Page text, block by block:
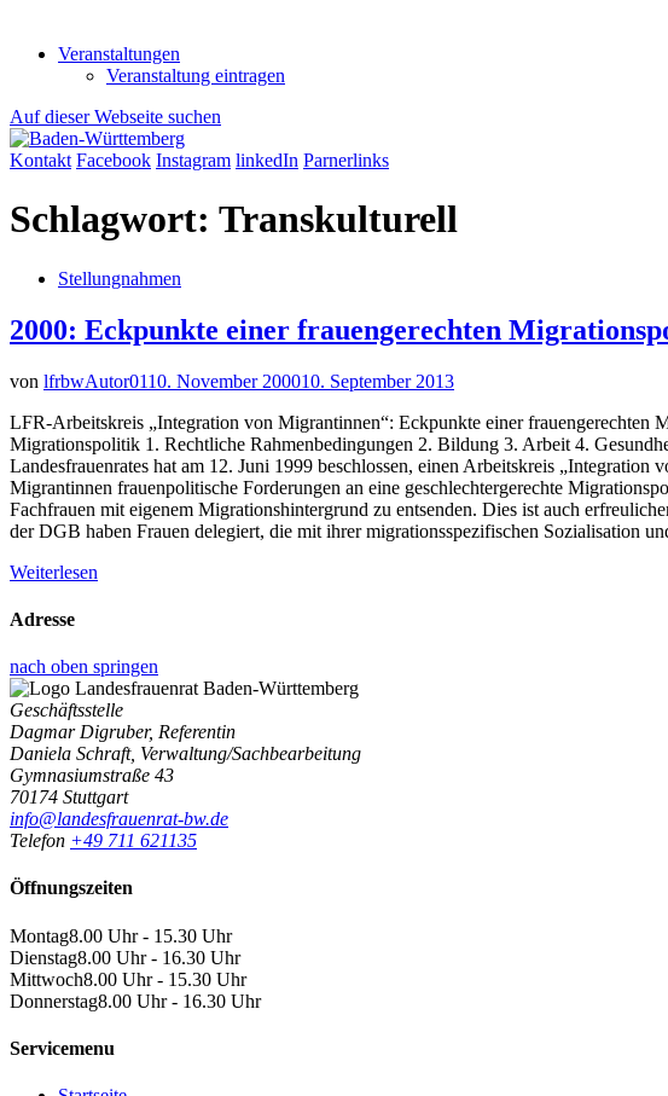
Veranstaltungen
Veranstaltung eintragen
Auf dieser Webseite suchen
Kontakt Facebook Instagram linkedIn Parnerlinks
Schlagwort: Transkulturell
Stellungnahmen
2000: Eckpunkte einer frauengerechten
von lfrbwAutor0110. November 200010. September 2013
LFR-Arbeitskreis „Integration von Migrantinnen“: Eckpunkte einer
Migrationspolitik 1. Rechtliche Rahmenbedingungen 2. Bildung 3. Arbeit 4.
Landesfrauenrates hat am 12. Juni 1999 beschlossen, einen Arbeitskreis
Migrantinnen frauenpolitische Forderungen an eine geschlechtergerechte
Fachfrauen mit eigenem Migrationshintergrund zu entsenden. Dies ist auch
der DGB haben Frauen delegiert, die mit ihrer migrationsspezifischen Sozialisation
Weiterlesen
Adresse
nach oben springen
Geschäftsstelle
Dagmar Digruber, Referentin
Daniela Schraft, Verwaltung/Sachbearbeitung
Gymnasiumstraße 43
70174 Stuttgart
info@landesfrauenrat-bw.de
Telefon +49 711 621135
Öffnungszeiten
Montag8.00 Uhr - 15.30 Uhr
Dienstag8.00 Uhr - 16.30 Uhr
Mittwoch8.00 Uhr - 15.30 Uhr
Donnerstag8.00 Uhr - 16.30 Uhr
Servicemenu